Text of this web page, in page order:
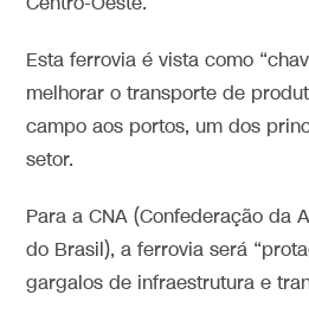
Esta ferrovia é vista como
melhorar o transporte de
campo aos portos, um dos
setor.
Para a CNA (Confederação da
do Brasil), a ferrovia será
gargalos de infraestrutura e